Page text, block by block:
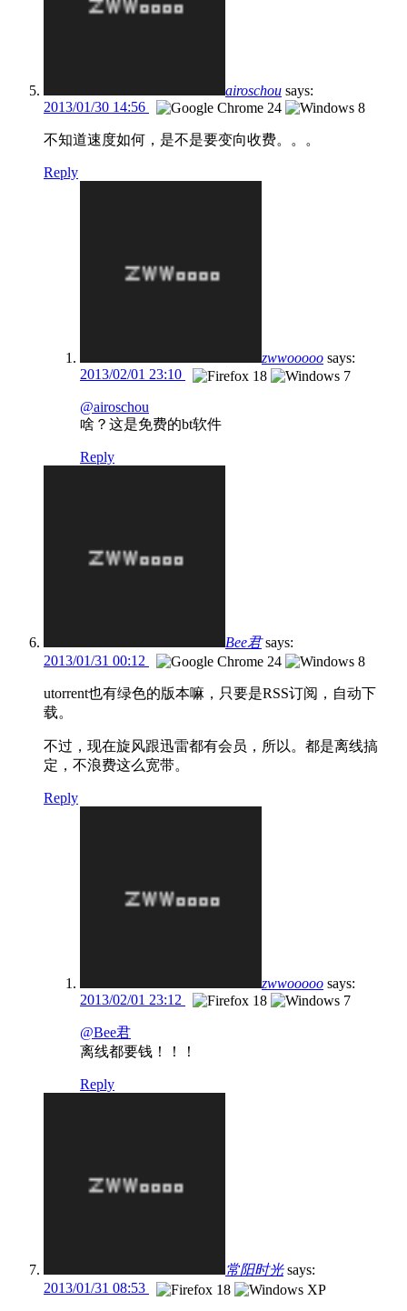
airoschou says:
2013/01/30 14:56
不知道速度如何，是不是要变向收费。。。
Reply
zwwooooo says:
2013/02/01 23:10
@airoschou
啥？这是免费的bt软件
Reply
Bee君 says:
2013/01/31 00:12
utorrent也有绿色的版本嘛，只要是RSS订阅，自动下
载。
不过，现在旋风跟迅雷都有会员，所以。都是离线搞
定，不浪费这么宽带。
Reply
zwwooooo says:
2013/02/01 23:12
@Bee君
离线都要钱！！！
Reply
常阳时光 says:
2013/01/31 08:53